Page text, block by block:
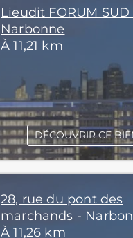
Lieudit FORUM SUD
Narbonne
À 11,21 km
DÉCOUVRIR CE
28, rue du pont des
marchands -
À 11,26 km